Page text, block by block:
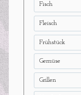
Fisch
Fleisch
Frühstück
Gemüse
Grillen